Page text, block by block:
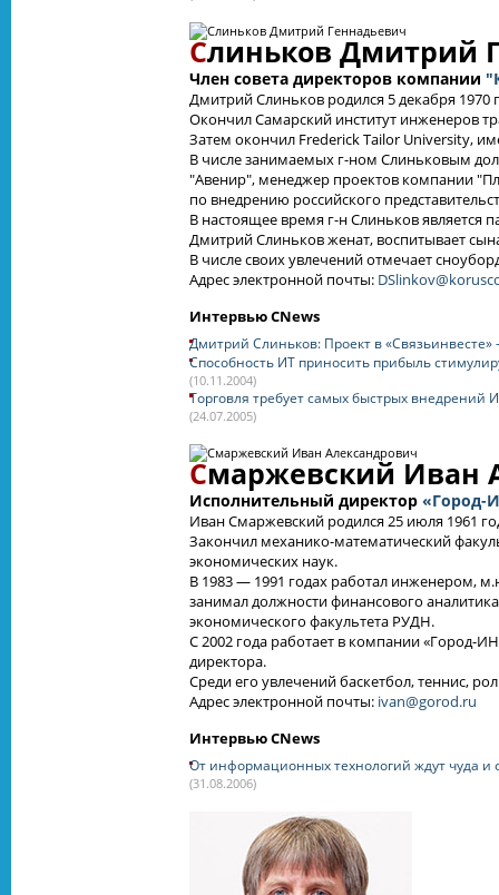
Слиньков Дмитрий
Член совета директоров компании
Дмитрий Слиньков родился 5 декабря 1970
Окончил Самарский институт инженеров
Затем окончил Frederick Tailor University,
В числе занимаемых г-ном Слиньковым
"Авенир", менеджер проектов компании
по внедрению российского
В настоящее время г-н Слиньков является
Дмитрий Слиньков женат, воспитывает
В числе своих увлечений отмечает
Адрес электронной почты:
Интервью CNews
Дмитрий Слиньков: Проект в
Способность ИТ приносить прибыль
(10.11.2004)
Торговля требует самых быстрых внедрений
(24.07.2005)
Смаржевский Иван
Исполнительный директор «Город-
Иван Смаржевский родился 25 июля 1961
Закончил механико-математический
экономических наук.
В 1983 — 1991 годах работал инженером,
занимал должности финансового
экономического факультета РУДН.
С 2002 года работает в компании «Город-
директора.
Среди его увлечений баскетбол, теннис,
Адрес электронной почты: ivan@gorod.ru
Интервью CNews
От информационных технологий ждут чуда и
(31.08.2006)